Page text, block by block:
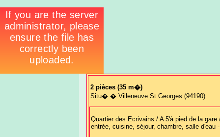
2 pièces (35 m�)
Situ� � Villeneuve St Georges (94190)
Quartier des Ecrivains / A 5'à pied de la
entrée, cuisine, séjour, chambre, salle d'eau